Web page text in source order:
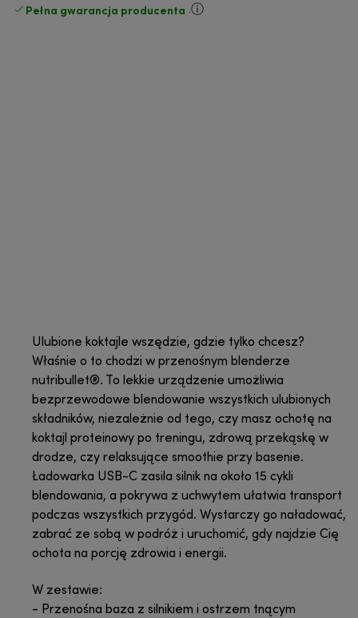
Pełna gwarancja producenta .
Ulubione koktajle wszędzie, gdzie tylko chcesz?
Właśnie o to chodzi w przenośnym blenderze
nutribullet®. To lekkie urządzenie umożliwia
bezprzewodowe blendowanie wszystkich ulubionych
składników, niezależnie od tego, czy masz ochotę na
koktajl proteinowy po treningu, zdrową przekąskę w
drodze, czy relaksujące smoothie przy basenie.
Ładowarka USB-C zasila silnik na około 15 cykli
blendowania, a pokrywa z uchwytem ułatwia transport
podczas wszystkich przygód. Wystarczy go naładować,
zabrać ze sobą w podróż i uruchomić, gdy najdzie Cię
ochota na porcję zdrowia i energii.
W zestawie:
- Przenośna baza z silnikiem i ostrzem tnącym